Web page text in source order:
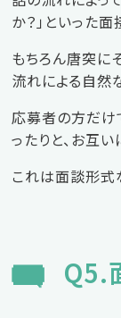
か？」といった
もちろん唐突に
流れによる自然
応募者の方だけ
ったりと、お互
これは面談形式
Q5.